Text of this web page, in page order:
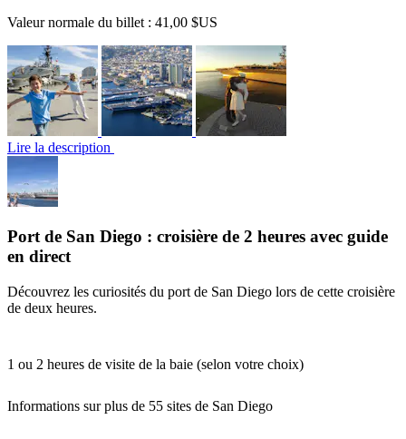
Valeur normale du billet : 41,00 $US
Lire la description
Port de San Diego : croisière de 2 heures avec guide
en direct
Découvrez les curiosités du port de San Diego lors de cette croisière
de deux heures.
1 ou 2 heures de visite de la baie (selon votre choix)
Informations sur plus de 55 sites de San Diego